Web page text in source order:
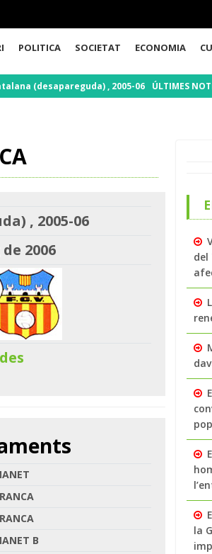
POLITICA SOCIETAT ECONOMIA
(desapareguda) , 2005-06 ÚLTIMES
, 2005-06
2006
B
del
la